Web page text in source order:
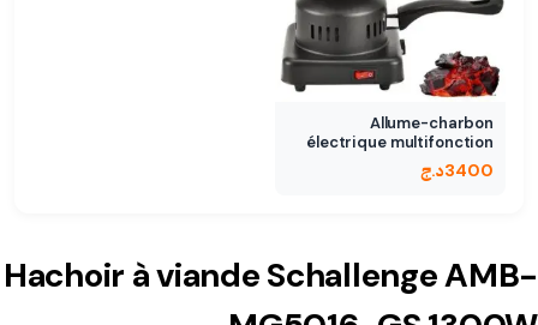
Allume-charbon
électrique multifonction
3400د.ج
Hachoir à viande Schallenge AMB-